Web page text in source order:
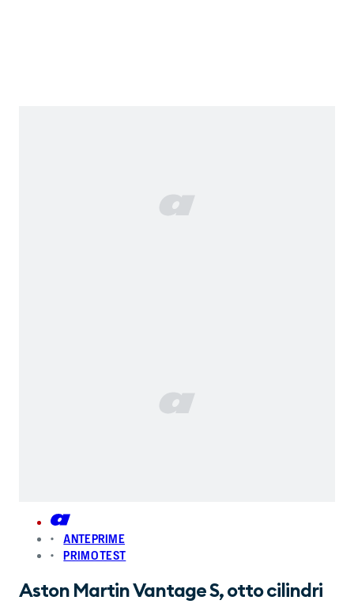
ANTEPRIME
PRIMO TEST
Aston Martin Vantage S, otto cilindri